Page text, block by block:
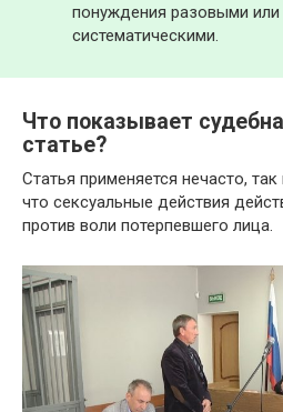
понуждения разовыми
систематическими.
Что показывает
статье?
Статья применяется нечасто,
что сексуальные действия
против воли потерпевшего лица.